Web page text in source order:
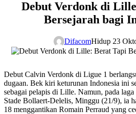
Debut Verdonk di
Bersejarah bagi
DifacomHidup 23
Debut Calvin Verdonk di Ligue 1
dugaan. Bek kiri keturunan Indonesia ini
sebagai pelapis di Lille. Namun, pada
Stade Bollaert-Delelis, Minggu (21/9), ia
18 menggantikan Romain Perraud yang